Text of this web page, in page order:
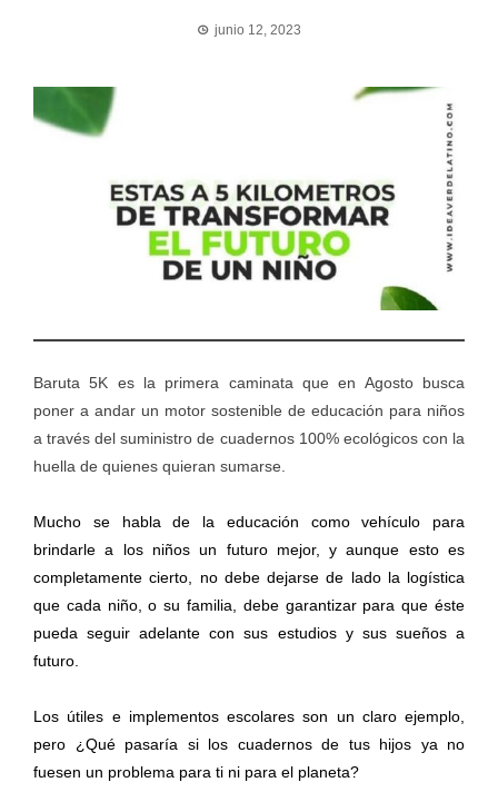
junio 12, 2023
Baruta 5K es la primera caminata que en Agosto busca
poner a andar un motor sostenible de educación para niños
a través del suministro de cuadernos 100% ecológicos con la
huella de quienes quieran sumarse.
Mucho se habla de la educación como vehículo para
brindarle a los niños un futuro mejor, y aunque esto es
completamente cierto, no debe dejarse de lado la logística
que cada niño, o su familia, debe garantizar para que éste
pueda seguir adelante con sus estudios y sus sueños a
futuro.
Los útiles e implementos escolares son un claro ejemplo,
pero ¿Qué pasaría si los cuadernos de tus hijos ya no
fuesen un problema para ti ni para el planeta?